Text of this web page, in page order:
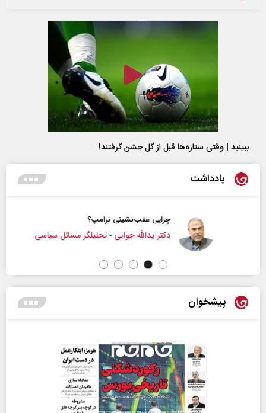
ببینید | وقتی ستاره‌ها قبل از گل جشن گرفتند!
یادداشت
چرایی عقب‌نشینی ترامپ؟
دکتر یدالله جوانی - تحلیلگر مسائل سیاسی
پیشخوان